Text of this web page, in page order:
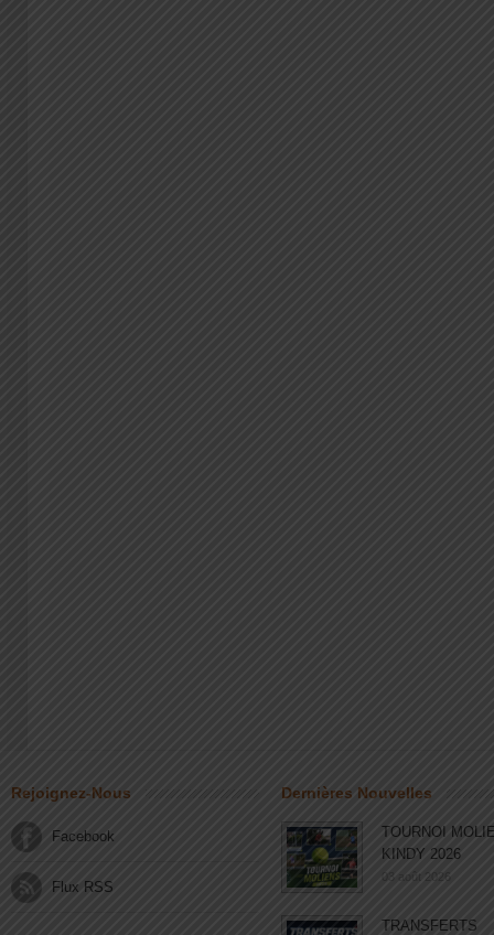
Rejoignez-Nous
Facebook
Flux RSS
Dernières Nouvelles
TOURNOI
KINDY 2026
03 août 2026
TRANSFERTS